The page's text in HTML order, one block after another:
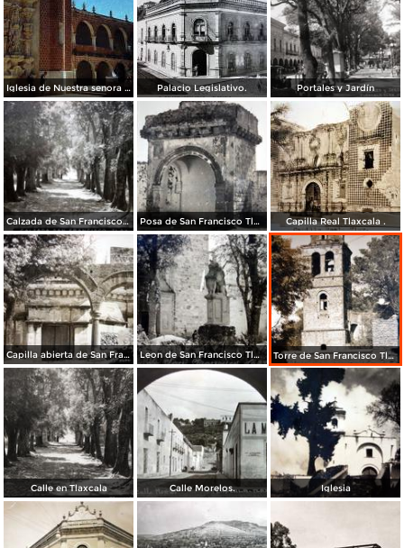
Iglesia de Nuestra senora de Ocotlan Tlaxcala 1954. Palacio Legislativo. Portales y Jardín
Calzada de San Francisco Tlaxcala . Posa de San Francisco Tlaxcala . Capilla Real Tlaxcala .
Capilla abierta de San Francisco Tlaxcala . Leon de San Francisco Tlaxcala . Torre de San Francisco Tlaxcala .
Calle en Tlaxcala Calle Morelos. Iglesia